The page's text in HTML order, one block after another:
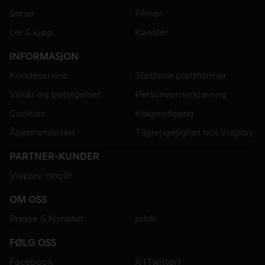
Serier
Filmer
Lei & kjøp
Kanaler
INFORMASJON
Kundeservice
Støttede plattformer
Vilkår og betingelser
Personvernerklæring
Cookies
Klageadgang
Åpenhetsloven
Tilgjengelighet hos Viaplay
PARTNER-KUNDER
Viaplay inngår
OM OSS
Presse & Nyheter
Jobb
FØLG OSS
Facebook
X (Twitter)